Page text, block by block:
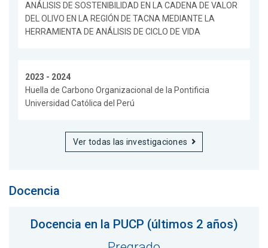
ANÁLISIS DE SOSTENIBILIDAD EN LA CADENA DE VALOR
DEL OLIVO EN LA REGIÓN DE TACNA MEDIANTE LA
HERRAMIENTA DE ANÁLISIS DE CICLO DE VIDA
2023 - 2024
Huella de Carbono Organizacional de la Pontificia
Universidad Católica del Perú
Ver todas las investigaciones
Docencia
Docencia en la PUCP (últimos 2 años)